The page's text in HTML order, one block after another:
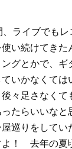
、ライブでも
い続けてきた
グとかで、ギ
いかなくては
々足さなくて
たらいいなと
巡りをしてい
よ！ 去年の夏